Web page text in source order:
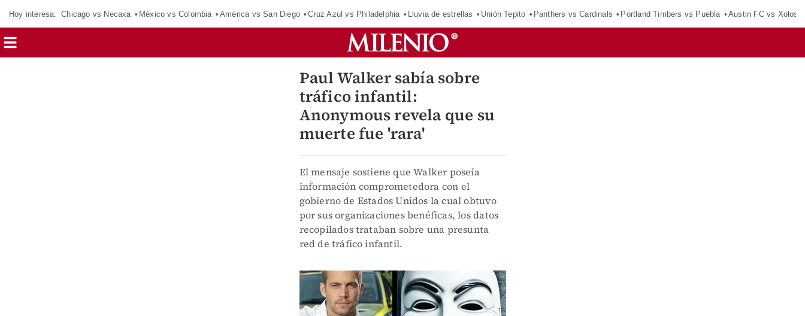
Hoy interesa: Chicago vs Necaxa México vs Colombia América vs San Diego Cruz Azul vs Philadelphia Lluvia de estrellas Unión Tepito Panthers vs Cardinals Portland Timbers vs Puebla Austin FC vs Xolos
Paul Walker sabía sobre
tráfico infantil:
Anonymous revela que su
muerte fue 'rara'
El mensaje sostiene que Walker poseía
información comprometedora con el
gobierno de Estados Unidos la cual obtuvo
por sus organizaciones benéficas, los datos
recopilados trataban sobre una presunta
red de tráfico infantil.